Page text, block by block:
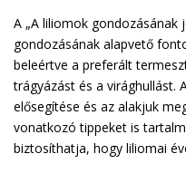
A „A liliomok gondozásának
gondozásának alapvető
beleértve a preferált
trágyázást és a virághullást.
elősegítése és az alakjuk
vonatkozó tippeket is
biztosíthatja, hogy liliomai